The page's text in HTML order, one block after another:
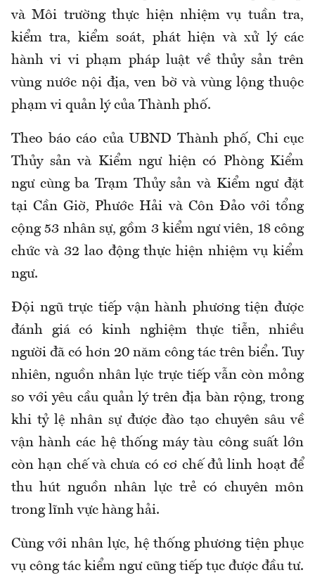
và Môi trường thực hiện nhiệm vụ tuần tra,
kiểm tra, kiểm soát, phát hiện và xử lý các
hành vi vi phạm pháp luật về thủy sản trên
vùng nước nội địa, ven bờ và vùng lộng thuộc
phạm vi quản lý của Thành phố.
Theo báo cáo của UBND Thành phố, Chi cục
Thủy sản và Kiểm ngư hiện có Phòng Kiểm
ngư cùng ba Trạm Thủy sản và Kiểm ngư đặt
tại Cần Giờ, Phước Hải và Côn Đảo với tổng
cộng 53 nhân sự, gồm 3 kiểm ngư viên, 18 công
chức và 32 lao động thực hiện nhiệm vụ kiểm
ngư.
Đội ngũ trực tiếp vận hành phương tiện được
đánh giá có kinh nghiệm thực tiễn, nhiều
người đã có hơn 20 năm công tác trên biển. Tuy
nhiên, nguồn nhân lực trực tiếp vẫn còn mỏng
so với yêu cầu quản lý trên địa bàn rộng, trong
khi tỷ lệ nhân sự được đào tạo chuyên sâu về
vận hành các hệ thống máy tàu công suất lớn
còn hạn chế và chưa có cơ chế đủ linh hoạt để
thu hút nguồn nhân lực trẻ có chuyên môn
trong lĩnh vực hàng hải.
Cùng với nhân lực, hệ thống phương tiện phục
vụ công tác kiểm ngư cũng tiếp tục được đầu tư.